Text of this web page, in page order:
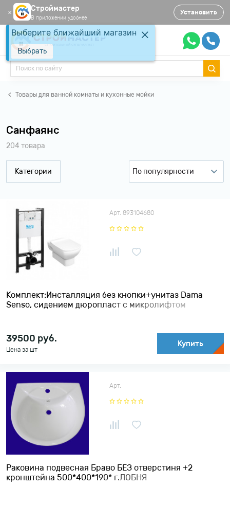
✕ Строймастер
В приложении удобнее
Установить
Товары для ванной комнаты и кухонные мойки
Санфаянс
204 товара
Категории
По популярности
По возрастанию цены
По убыванию цены
Комплект:Инсталляция без кнопки+унитаз Dama
Senso, сидением дюропласт с микролифтом
Арт. 893104680
39500 руб.
Цена за шт
Купить
Раковина подвесная Браво БЕЗ отверстиня +2
кронштейна 500*400*190* г.ЛОБНЯ
Арт.
Выберите ближайший магазин
Выбрать